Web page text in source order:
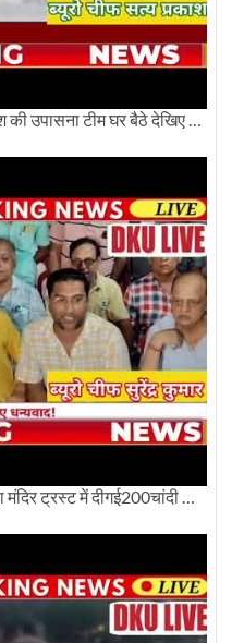
देवभूमि उत्तराखंड की पावन यात्रा पर देश की उपासना टीम घर बैठे देखिए अलौकिक दृश्य
अयोध्या:राजू मनवानी ने सिंधी समाजद्वारा मंदिर ट्रस्ट में दीगई200चांदी की ईंटों पर सवाल का किया विरोध